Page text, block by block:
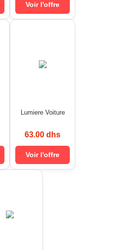
Voir l'offre
Lumiere Voiture
63.00 dhs
Voir l'offre